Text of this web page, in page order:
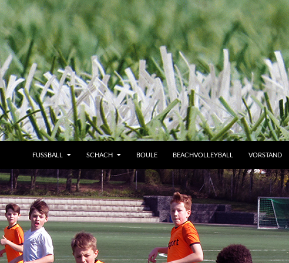
FUSSBALL SCHACH BOULE BEACHVOLLEYBALL VORSTAND